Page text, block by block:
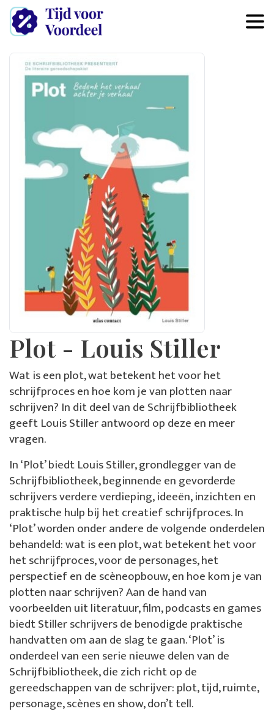
Plot - Louis Stiller
Wat is een plot, wat betekent het voor het
schrijfproces en hoe kom je van plotten naar
schrijven? In dit deel van de Schrijfbibliotheek
geeft Louis Stiller antwoord op deze en meer
vragen.
In ‘Plot’ biedt Louis Stiller, grondlegger van de
Schrijfbibliotheek, beginnende en gevorderde
schrijvers verdere verdieping, ideeën, inzichten en
praktische hulp bij het creatief schrijfproces. In
‘Plot’ worden onder andere de volgende onderdelen
behandeld: wat is een plot, wat betekent het voor
het schrijfproces, voor de personages, het
perspectief en de scèneopbouw, en hoe kom je van
plotten naar schrijven? Aan de hand van
voorbeelden uit literatuur, film, podcasts en games
biedt Stiller schrijvers de benodigde praktische
handvatten om aan de slag te gaan. ‘Plot’ is
onderdeel van een serie nieuwe delen van de
Schrijfbibliotheek, die zich richt op de
gereedschappen van de schrijver: plot, tijd, ruimte,
personage, scènes en show, don’t tell.